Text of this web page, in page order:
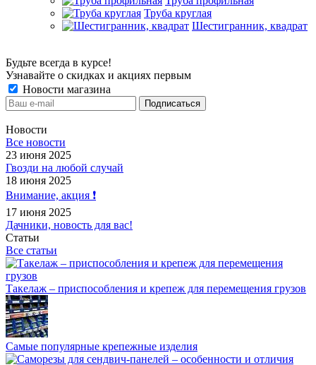
Труба круглая
Шестигранник, квадрат
Будьте всегда в курсе!
Узнавайте о скидках и акциях первым
Новости магазина
Новости
Все новости
23 июня 2025
Гвозди на любой случай
18 июня 2025
Внимание, акция ❗️
17 июня 2025
Дачники, новость для вас!
Статьи
Все статьи
Такелаж – приспособления и крепеж для перемещения грузов
Самые популярные крепежные изделия